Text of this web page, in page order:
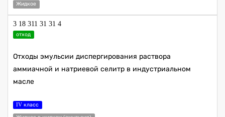
Жидкое
3 18 311 31 31 4
отход
Отходы эмульсии диспергирования раствора
аммиачной и натриевой селитр в индустриальном
масле
IV класс